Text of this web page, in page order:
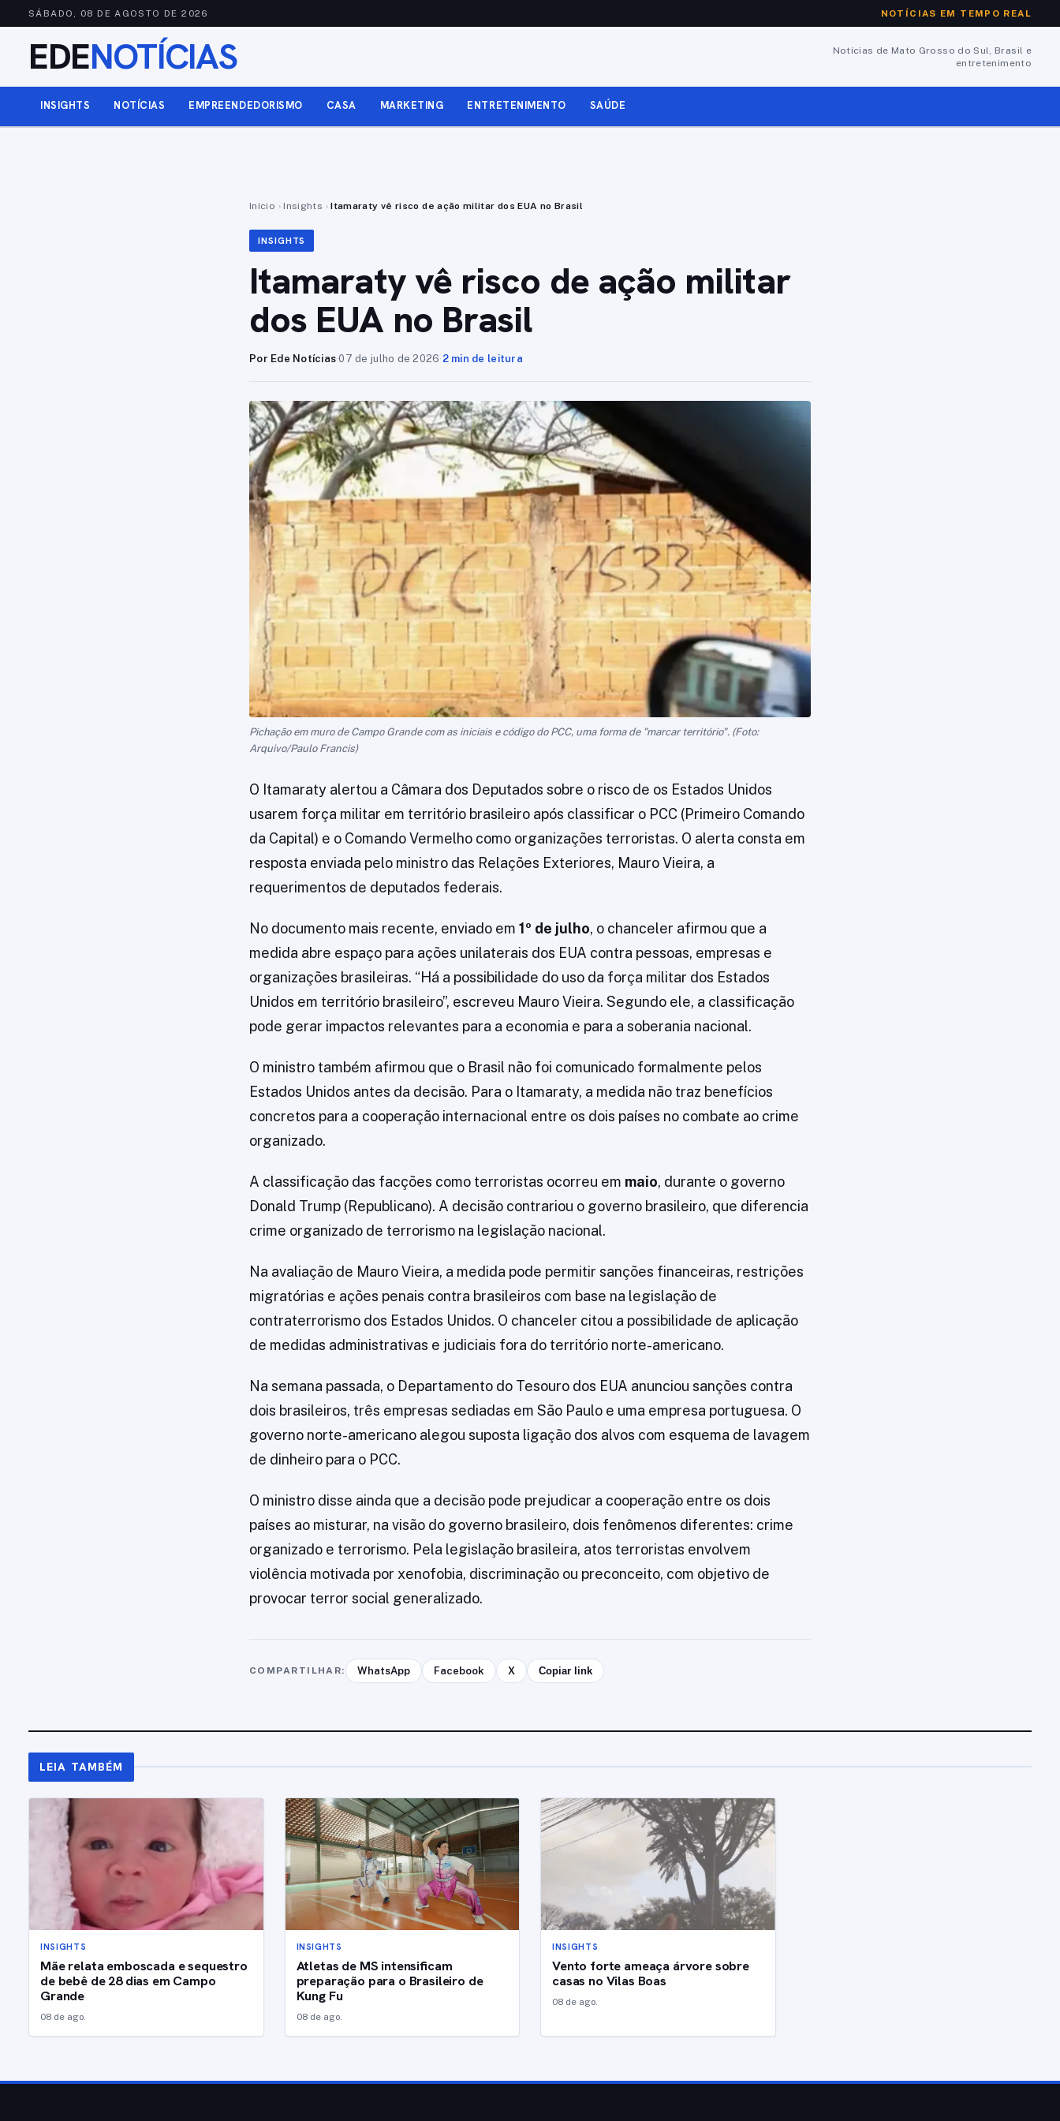
SÁBADO, 08 DE AGOSTO DE 2026 NOTÍCIAS EM TEMPO REAL
EDENOTÍCIAS
Notícias de Mato Grosso do Sul, Brasil e
entretenimento
INSIGHTS NOTÍCIAS EMPREENDEDORISMO CASA MARKETING ENTRETENIMENTO SAÚDE
Início › Insights › Itamaraty vê risco de ação militar dos EUA no Brasil
INSIGHTS
Itamaraty vê risco de ação militar
dos EUA no Brasil
Por Ede Notícias·07 de julho de 2026· 2 min de leitura
Pichação em muro de Campo Grande com as iniciais e código do PCC, uma forma de "marcar território". (Foto:
Arquivo/Paulo Francis)
O Itamaraty alertou a Câmara dos Deputados sobre o risco de os Estados Unidos
usarem força militar em território brasileiro após classificar o PCC (Primeiro Comando
da Capital) e o Comando Vermelho como organizações terroristas. O alerta consta em
resposta enviada pelo ministro das Relações Exteriores, Mauro Vieira, a
requerimentos de deputados federais.
No documento mais recente, enviado em 1º de julho, o chanceler afirmou que a
medida abre espaço para ações unilaterais dos EUA contra pessoas, empresas e
organizações brasileiras. “Há a possibilidade do uso da força militar dos Estados
Unidos em território brasileiro”, escreveu Mauro Vieira. Segundo ele, a classificação
pode gerar impactos relevantes para a economia e para a soberania nacional.
O ministro também afirmou que o Brasil não foi comunicado formalmente pelos
Estados Unidos antes da decisão. Para o Itamaraty, a medida não traz benefícios
concretos para a cooperação internacional entre os dois países no combate ao crime
organizado.
A classificação das facções como terroristas ocorreu em maio, durante o governo
Donald Trump (Republicano). A decisão contrariou o governo brasileiro, que diferencia
crime organizado de terrorismo na legislação nacional.
Na avaliação de Mauro Vieira, a medida pode permitir sanções financeiras, restrições
migratórias e ações penais contra brasileiros com base na legislação de
contraterrorismo dos Estados Unidos. O chanceler citou a possibilidade de aplicação
de medidas administrativas e judiciais fora do território norte-americano.
Na semana passada, o Departamento do Tesouro dos EUA anunciou sanções contra
dois brasileiros, três empresas sediadas em São Paulo e uma empresa portuguesa. O
governo norte-americano alegou suposta ligação dos alvos com esquema de lavagem
de dinheiro para o PCC.
O ministro disse ainda que a decisão pode prejudicar a cooperação entre os dois
países ao misturar, na visão do governo brasileiro, dois fenômenos diferentes: crime
organizado e terrorismo. Pela legislação brasileira, atos terroristas envolvem
violência motivada por xenofobia, discriminação ou preconceito, com objetivo de
provocar terror social generalizado.
COMPARTILHAR: WhatsApp Facebook X Copiar link
LEIA TAMBÉM
INSIGHTS
Mãe relata emboscada e sequestro
de bebê de 28 dias em Campo
Grande
08 de ago.
INSIGHTS
Atletas de MS intensificam
preparação para o Brasileiro de
Kung Fu
08 de ago.
INSIGHTS
Vento forte ameaça árvore sobre
casas no Vilas Boas
08 de ago.